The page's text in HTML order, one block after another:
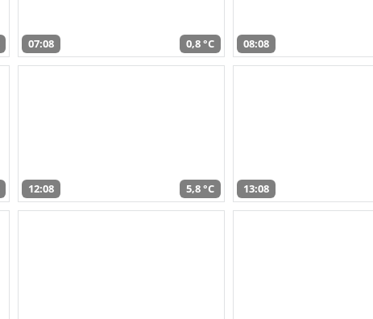
07:08 0,8 °C 08:08
12:08 5,8 °C 13:08